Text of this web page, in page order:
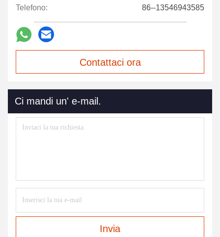
Telefono: 86--13546943585
Contattaci ora
Ci mandi un' e-mail.
Invia